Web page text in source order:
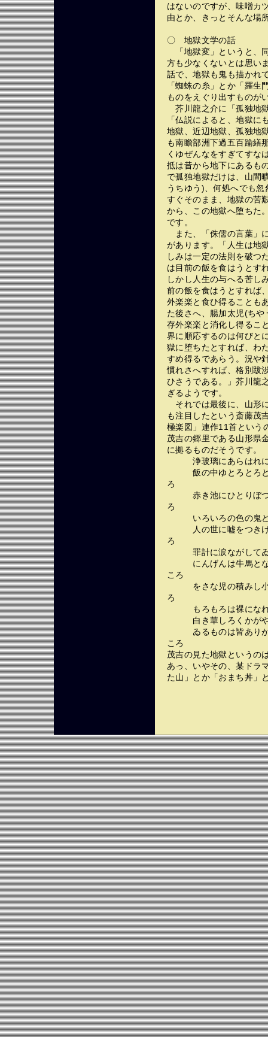
はないのですが、味噌カ
由とか、きっとそんな場
〇 地獄文学の話
「地獄変」というと、
方も少なくないとは思い
話で、地獄も鬼も描かれ
「蜘蛛の糸」とか「羅
ものをえぐり出すものが
芥川龍之介に「孤独地
「仏説によると、地獄
地獄、近辺地獄、孤独地
も南瞻部洲下過五百踰繕
くゆぜんなをすぎてすな
抵は昔から地下にあるも
で孤独地獄だけは、山間
うちゆう)、何処へでも
すぐそのまま、地獄の苦
から、この地獄へ堕ちた
です。
また、「侏儒の言葉」
があります。「人生は地
しみは一定の法則を破つ
は目前の飯を食はうとす
しかし人生の与へる苦し
前の飯を食はうとすれば
外楽楽と食ひ得ることも
た後さへ、腸加太児(ち
存外楽楽と消化し得るこ
界に順応するのは何びと
獄に堕ちたとすれば、わ
すめ得るであらう。況や
慣れさへすれば、格別跋
ひさうである。」芥川龍
ぎるようです。
それでは最後に、山形
も注目したという斎藤茂
極楽図」連作11首という
茂吉の郷里である山形県
に拠るものだそうです。
浄玻璃にあらはれに
飯の中ゆとろとろと
ろ
赤き池にひとりぼつ
ろ
いろいろの色の鬼ど
人の世に嘘をつきけ
ろ
罪計に涙ながしてゐ
にんげんは牛馬とな
ころ
をさな児の積みし小
ろ
もろもろは裸になれ
白き華しろくかがや
ゐるものは皆ありが
ころ
茂吉の見た地獄というの
あっ、いやその、某ドラ
た山」とか「おまち丼」